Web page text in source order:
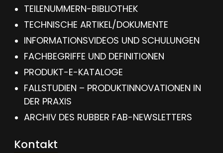
TEILENUMMERN-BIBLIOTHEK
TECHNISCHE ARTIKEL/DOKUMENTE
INFORMATIONSVIDEOS UND SCHULUNGEN
FACHBEGRIFFE UND DEFINITIONEN
PRODUKT-E-KATALOGE
FALLSTUDIEN – PRODUKTINNOVATIONEN IN
DER PRAXIS
ARCHIV DES RUBBER FAB-NEWSLETTERS
Kontakt